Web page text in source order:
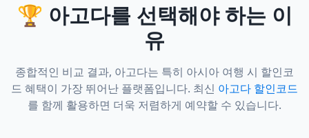
🏆 아고다를 선택해야 하는 이
유
종합적인 비교 결과, 아고다는 특히 아시아 여행 시 할인코
드 혜택이 가장 뛰어난 플랫폼입니다. 최신 아고다 할인코드
를 함께 활용하면 더욱 저렴하게 예약할 수 있습니다.